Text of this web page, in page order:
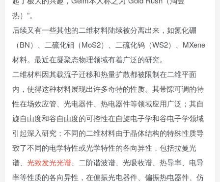
热）”。
后续又有一些其他的二维材料陆续被分离出来，如氮化硼
（BN）、二硫化钼（MoS2）、二硫化钨（WS2）、MXene
材料。最近在凝聚态物理领域有着广泛的研究。
二维材料因其载流子迁移和热量扩散都被限制在二维平面
内，使得这种材料展现出许多奇特的性质。其带隙可调的特
性在场效应管、光电器件、热电器件等领域应用广泛；其自
旋自由度和谷自由度的可控性在自旋电子学和谷电子学领域
引起深入研究；不同的二维材料由于晶体结构的特殊性质导
致了不同的电学特性或光学特性的各向异性，包括拉曼光
谱、 光致发光光谱 、二阶谐波谱、光吸收谱、热导率、电导
率等性质的各向异性，在偏振光电器件、偏振热电器件、仿